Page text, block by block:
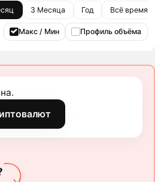
3 Месяца Год Всё время
Макс / Мин Профиль объёма